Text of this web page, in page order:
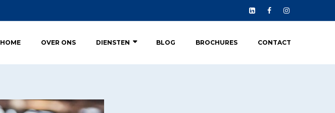
HOME OVER ONS DIENSTEN BLOG BROCHURES CONTACT